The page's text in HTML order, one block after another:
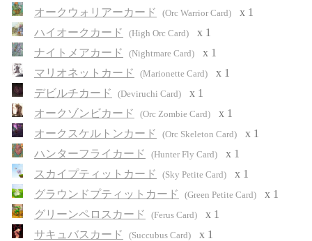
オークウォリアーカード
(Orc Warrior Card)
x 1
ハイオークカード
(High Orc Card)
x 1
ナイトメアカード
(Nightmare Card)
x 1
マリオネットカード
(Marionette Card)
x 1
デビルチカード
(Deviruchi Card)
x 1
オークゾンビカード
(Orc Zombie Card)
x 1
オークスケルトンカード
(Orc Skeleton Card)
x 1
ハンターフライカード
(Hunter Fly Card)
x 1
スカイプティットカード
(Sky Petite Card)
x 1
グラウンドプティットカード
(Green Petite Card)
x 1
グリーンペロスカード
(Ferus Card)
x 1
サキュバスカード
(Succubus Card)
x 1